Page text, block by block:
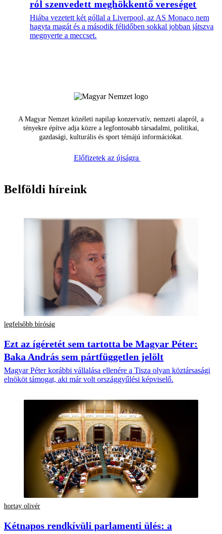
ról szenvedett meghökkentő vereséget
Hiába vezetett két góllal a Liverpool, az AS Monaco nem
hagyta magát és a második félidőben sokkal jobban játszva
megnyerte a meccset.
A Magyar Nemzet közéleti napilap konzervatív, nemzeti alapról, a
tényekre építve adja közre a legfontosabb társadalmi, politikai,
gazdasági, kulturális és sport témájú információkat.
Előfizetek az újságra
Belföldi híreink
legfelsőbb bíróság
Ezt az ígéretét sem tartotta be Magyar Péter:
Baka András sem pártfüggetlen jelölt
Magyar Péter korábbi vállalása ellenére a Tisza olyan köztársasági
elnököt támogat, aki már volt országgyűlési képviselő.
hortay olivér
Kétnapos rendkívüli parlamenti ülés: a